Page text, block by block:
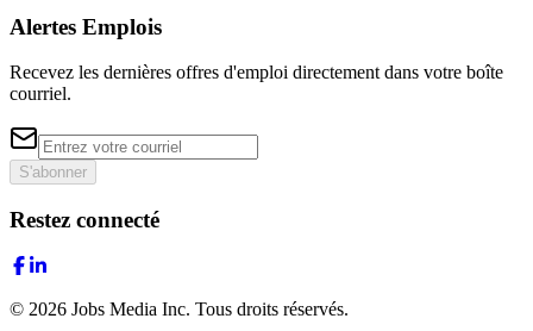
Alertes Emplois
Recevez les dernières offres d'emploi directement dans votre boîte
courriel.
S'abonner
Restez connecté
© 2026 Jobs Media Inc. Tous droits réservés.